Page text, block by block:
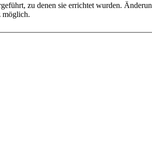
zu denen sie errichtet wurden.
möglich.